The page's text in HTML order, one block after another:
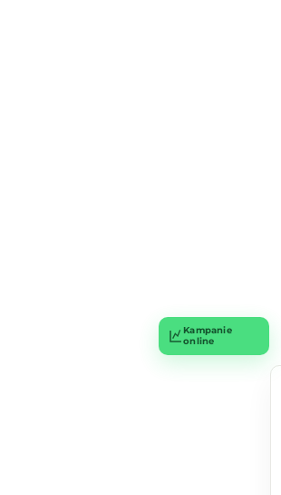
Kampanie
online